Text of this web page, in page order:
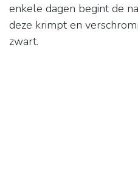
enkele dagen begint de
deze krimpt en
zwart.